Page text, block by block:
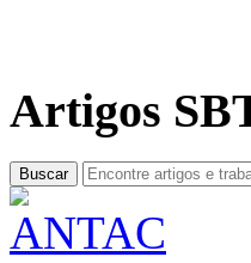
Artigos
Buscar